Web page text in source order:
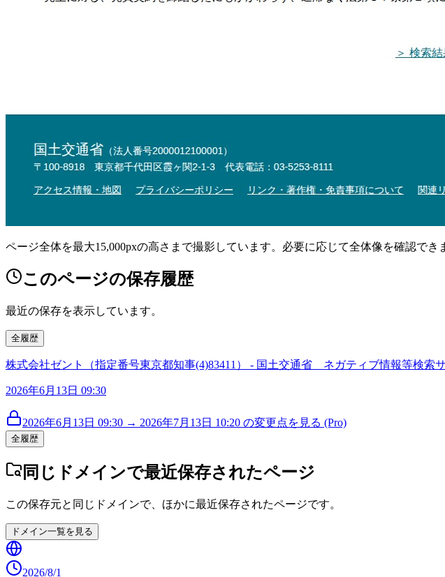
ページ全体を最大15,000pxの高さまで撮影しています。必要に応じて全体像を確認でき
このページの保存履歴
最近の保存を表示しています。
全履歴
株式会社ゼント（指定番号東京都知事(4)83411） - 国土交通省 ネガティブ情報等検索
2026年6月13日 09:30
2026年6月13日 09:30 → 2026年7月13日 10:20 の変更点を見る (Pro)
全履歴
同じドメインで最近保存されたページ
この保存元と同じドメインで、ほかに最近保存されたページです。
ドメイン一覧を見る
2026/8/1